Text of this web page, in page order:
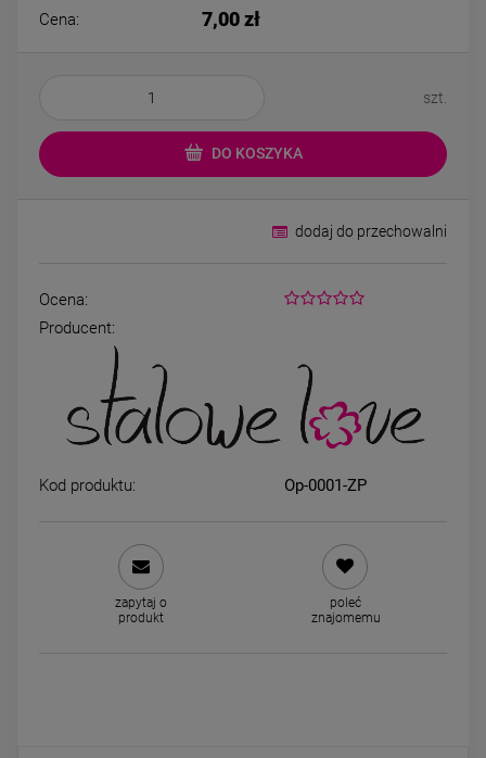
czarny środek cyfry 0,6
DO KOSZYKA
bigiel truskawki
Cena: 7,00 zł
szt.
DO KOSZYKA
dodaj do przechowalni
Ocena:
Producent:
Kod produktu: Op-0001-ZP
zapytaj o
produkt
poleć
znajomemu